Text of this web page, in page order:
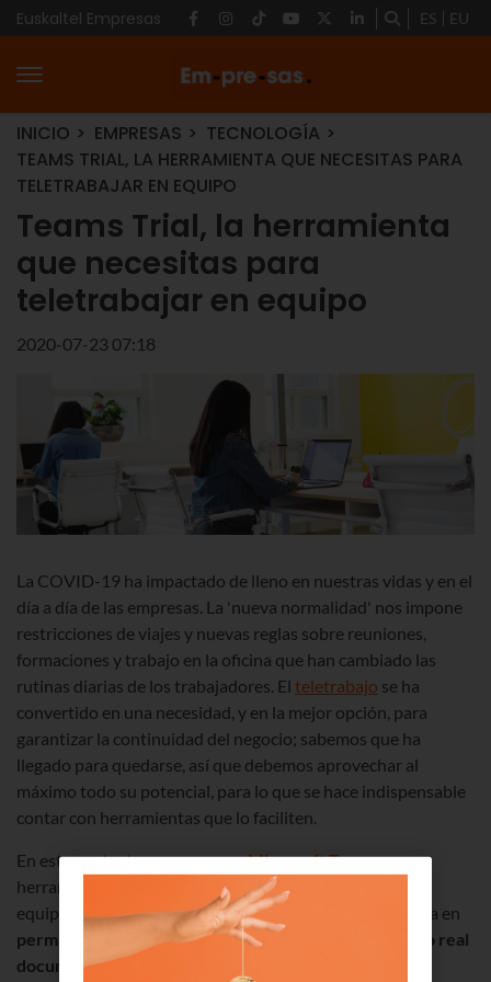
Euskaltel Empresas ES EU
INICIO EMPRESAS
TECNOLOGÍA
TEAMS TRIAL, LA HERRAMIENTA QUE NECESITAS PARA
TELETRABAJAR EN EQUIPO
Teams Trial, la herramienta
que necesitas para
teletrabajar en equipo
2020-07-23 07:18
La COVID-19 ha impactado de lleno en nuestras vidas y en el
día a día de las empresas. La 'nueva normalidad' nos impone
restricciones de viajes y nuevas reglas sobre reuniones,
formaciones y trabajo en la oficina que han cambiado las
rutinas diarias de los trabajadores. El teletrabajo se ha
convertido en una necesidad, y en la mejor opción, para
garantizar la continuidad del negocio; sabemos que ha
llegado para quedarse, así que debemos aprovechar al
máximo todo su potencial, para lo que se hace indispensable
contar con herramientas que lo faciliten.
En este contexto, creemos queMicrosoft Teamses una
herramienta idónea para la colaboración y el trabajo en
equipo de manera remota. Su principal aportación radica en
permitir el trabajo colaborativo y compartir en tiempo real
documentos con el equipo de trabajo